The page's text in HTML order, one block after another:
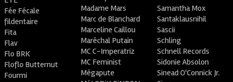
Fée Fécale
fildentaire
Fita
Flav
Flo BRK
Floflo Butternut
Fourmi
Madame Mars
Marc de Blanchard
Marceline Caillou
Maréchal Putain
MC C-Imperatriz
MC Feminist
Mégapute
Samantha Mox
Santaklausnihil
Sascii
Schling
Schnell Records
Sidonie Absolon
Sinead O'Connick Jr.